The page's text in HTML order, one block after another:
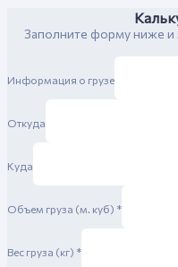
Заполните форму ниже
Информация о грузе
Откуда
Куда
Объем груза (м. куб) *
Вес груза (кг) *